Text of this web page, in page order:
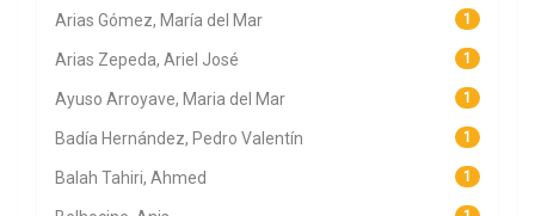
1
Arias Gómez, María del Mar
1
Arias Zepeda, Ariel José
1
Ayuso Arroyave, Maria del Mar
1
Badía Hernández, Pedro Valentín
1
Balah Tahiri, Ahmed